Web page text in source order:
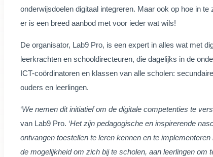
onderwijsdoelen digitaal integreren. Maar ook op hoe in
er is een breed aanbod met voor ieder wat wils!
De organisator, Lab9 Pro, is een expert in alles wat met
leerkrachten en schooldirecteuren, die dagelijks in de
ICT-coördinatoren en klassen van alle scholen:
ouders en leerlingen.
‘We nemen dit initiatief om de digitale competenties te
van Lab9 Pro. ‘Het zijn pedagogische en inspirerende
ontvangen toestellen te leren kennen en te
de mogelijkheid om zich bij te scholen, aan leerlingen